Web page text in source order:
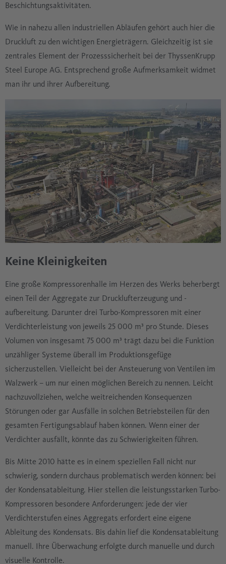
Beschichtungsaktivitäten.
Wie in nahezu allen industriellen Abläufen gehört auch hier die
Druckluft zu den wichtigen Energieträgern. Gleichzeitig ist sie
zentrales Element der Prozesssicherheit bei der ThyssenKrupp
Steel Europe AG. Entsprechend große Aufmerksamkeit widmet
man ihr und ihrer Aufbereitung.
Keine Kleinigkeiten
Eine große Kompressorenhalle im Herzen des Werks beherbergt
einen Teil der Aggregate zur Drucklufterzeugung und -
aufbereitung. Darunter drei Turbo-Kompressoren mit einer
Verdichterleistung von jeweils 25 000 m³ pro Stunde. Dieses
Volumen von insgesamt 75 000 m³ trägt dazu bei die Funktion
unzähliger Systeme überall im Produktionsgefüge
sicherzustellen. Vielleicht bei der Ansteuerung von Ventilen im
Walzwerk – um nur einen möglichen Bereich zu nennen. Leicht
nachzuvollziehen, welche weitreichenden Konsequenzen
Störungen oder gar Ausfälle in solchen Betriebsteilen für den
gesamten Fertigungsablauf haben können. Wenn einer der
Verdichter ausfällt, könnte das zu Schwierigkeiten führen.
Bis Mitte 2010 hätte es in einem speziellen Fall nicht nur
schwierig, sondern durchaus problematisch werden können: bei
der Kondensatableitung. Hier stellen die leistungsstarken Turbo-
Kompressoren besondere Anforderungen: jede der vier
Verdichterstufen eines Aggregats erfordert eine eigene
Ableitung des Kondensats. Bis dahin lief die Kondensatableitung
manuell. Ihre Überwachung erfolgte durch manuelle und durch
visuelle Kontrolle.